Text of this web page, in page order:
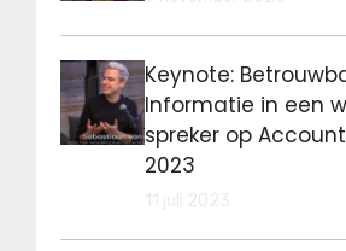
Keynote:
Informatie in een
spreker op
2023